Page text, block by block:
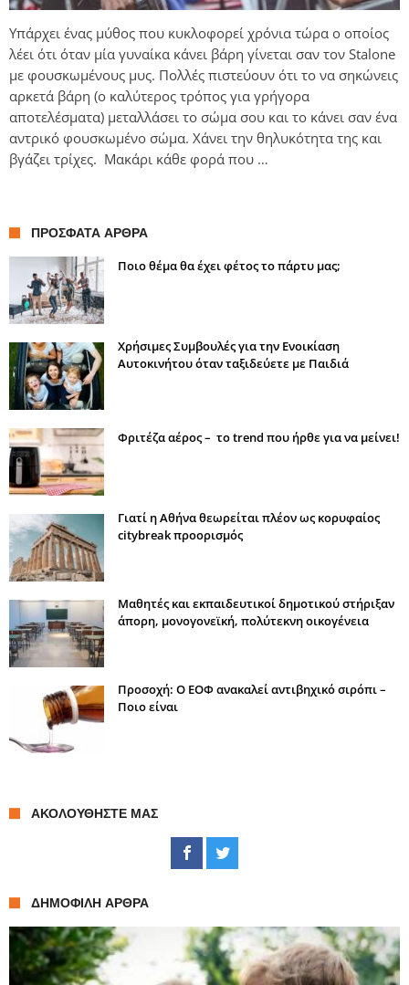
Υπάρχει ένας μύθος που κυκλοφορεί χρόνια τώρα ο οποίος
λέει ότι όταν μία γυναίκα κάνει βάρη γίνεται σαν τον Stalone
με φουσκωμένους μυς. Πολλές πιστεύουν ότι το να σηκώνεις
αρκετά βάρη (ο καλύτερος τρόπος για γρήγορα
αποτελέσματα) μεταλλάσει το σώμα σου και το κάνει σαν ένα
αντρικό φουσκωμένο σώμα. Χάνει την θηλυκότητα της και
βγάζει τρίχες. Μακάρι κάθε φορά που …
ΠΡΌΣΦΑΤΑ ΆΡΘΡΑ
Ποιο θέμα θα έχει φέτος το πάρτυ μας;
Χρήσιμες Συμβουλές για την Ενοικίαση
Αυτοκινήτου όταν ταξιδεύετε με Παιδιά
Φριτέζα αέρος – το trend που ήρθε για να μείνει!
Γιατί η Αθήνα θεωρείται πλέον ως κορυφαίος
citybreak προορισμός
Μαθητές και εκπαιδευτικοί δημοτικού στήριξαν
άπορη, μονογονεϊκή, πολύτεκνη οικογένεια
Προσοχή: Ο ΕΟΦ ανακαλεί αντιβηχικό σιρόπι –
Ποιο είναι
ΑΚΟΛΟΥΘΉΣΤΕ ΜΑΣ
ΔΗΜΟΦΙΛΉ ΆΡΘΡΑ